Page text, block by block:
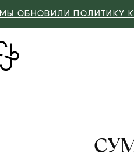
МЫ ОБНОВИЛИ ПОЛИТИКУ